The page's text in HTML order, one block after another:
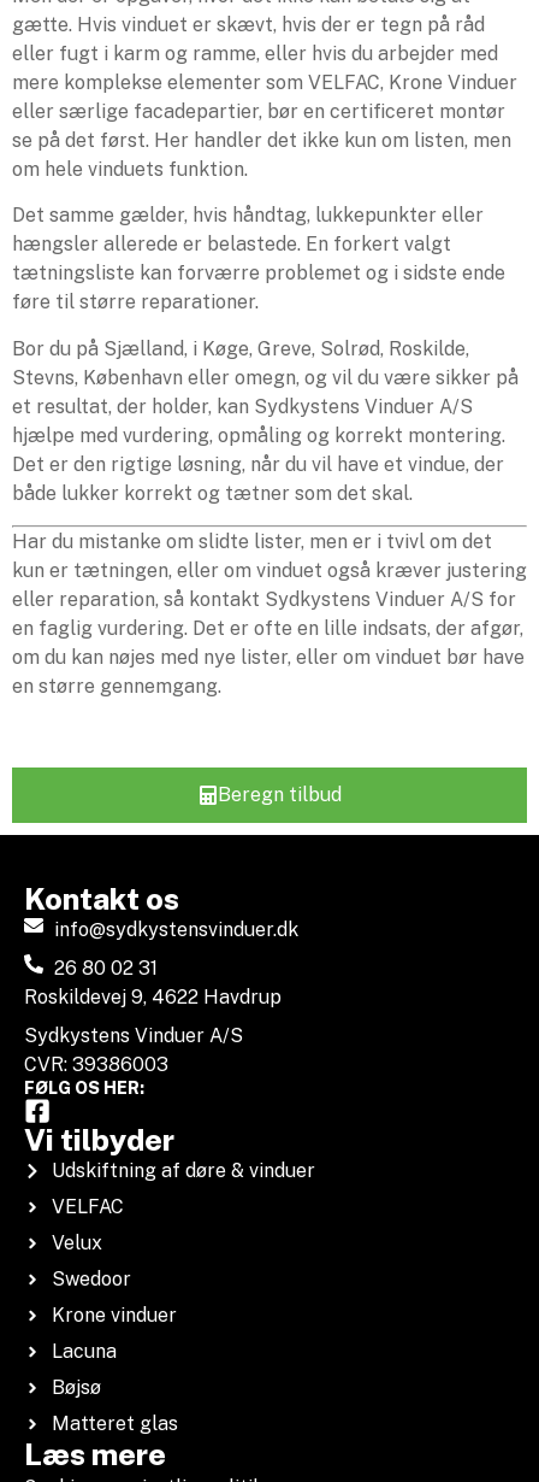
gætte. Hvis vinduet er skævt, hvis der er tegn på råd
eller fugt i karm og ramme, eller hvis du arbejder med
mere komplekse elementer som VELFAC, Krone Vinduer
eller særlige facadepartier, bør en certificeret montør
se på det først. Her handler det ikke kun om listen, men
om hele vinduets funktion.
Det samme gælder, hvis håndtag, lukkepunkter eller
hængsler allerede er belastede. En forkert valgt
tætningsliste kan forværre problemet og i sidste ende
føre til større reparationer.
Bor du på Sjælland, i Køge, Greve, Solrød, Roskilde,
Stevns, København eller omegn, og vil du være sikker på
et resultat, der holder, kan Sydkystens Vinduer A/S
hjælpe med vurdering, opmåling og korrekt montering.
Det er den rigtige løsning, når du vil have et vindue, der
både lukker korrekt og tætner som det skal.
Har du mistanke om slidte lister, men er i tvivl om det
kun er tætningen, eller om vinduet også kræver justering
eller reparation, så kontakt Sydkystens Vinduer A/S for
en faglig vurdering. Det er ofte en lille indsats, der afgør,
om du kan nøjes med nye lister, eller om vinduet bør have
en større gennemgang.
Beregn tilbud
Kontakt os
info@sydkystensvinduer.dk
26 80 02 31
Roskildevej 9, 4622 Havdrup
Sydkystens Vinduer A/S
CVR: 39386003
FØLG OS HER:
Vi tilbyder
Udskiftning af døre & vinduer
VELFAC
Velux
Swedoor
Krone vinduer
Lacuna
Bøjsø
Matteret glas
Læs mere